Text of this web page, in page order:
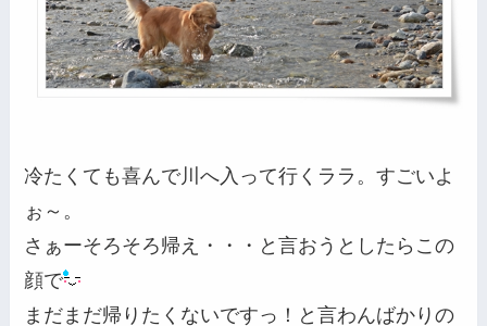
冷たくても喜んで川へ入って行くララ。すごいよ
ぉ～。
さぁーそろそろ帰え・・・と言おうとしたらこの
顔で
まだまだ帰りたくないですっ！と言わんばかりの